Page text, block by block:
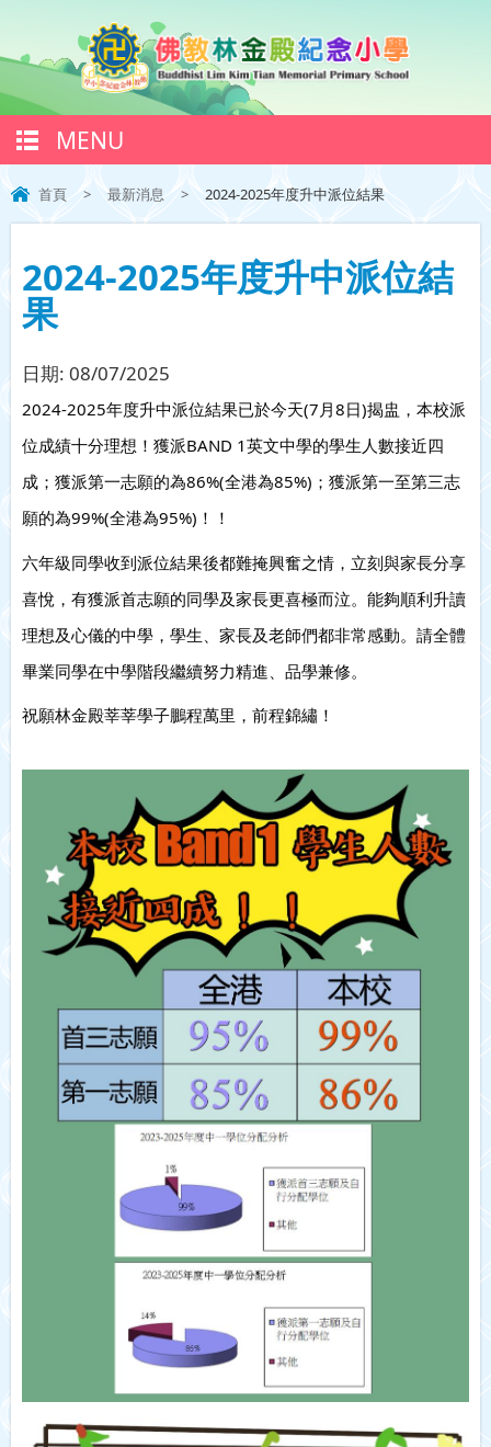
MENU
首頁 > 最新消息 > 2024-2025年度升中派位結果
2024-2025年度升中派位結
果
日期: 08/07/2025
2024-2025年度升中派位結果已於今天(7月8日)揭盅，本校派
位成績十分理想！獲派BAND 1英文中學的學生人數接近四
成；獲派第一志願的為86%(全港為85%)；獲派第一至第三志
願的為99%(全港為95%)！！
六年級同學收到派位結果後都難掩興奮之情，立刻與家長分享
喜悅，有獲派首志願的同學及家長更喜極而泣。能夠順利升讀
理想及心儀的中學，學生、家長及老師們都非常感動。請全體
畢業同學在中學階段繼續努力精進、品學兼修。
祝願林金殿莘莘學子鵬程萬里，前程錦繡！